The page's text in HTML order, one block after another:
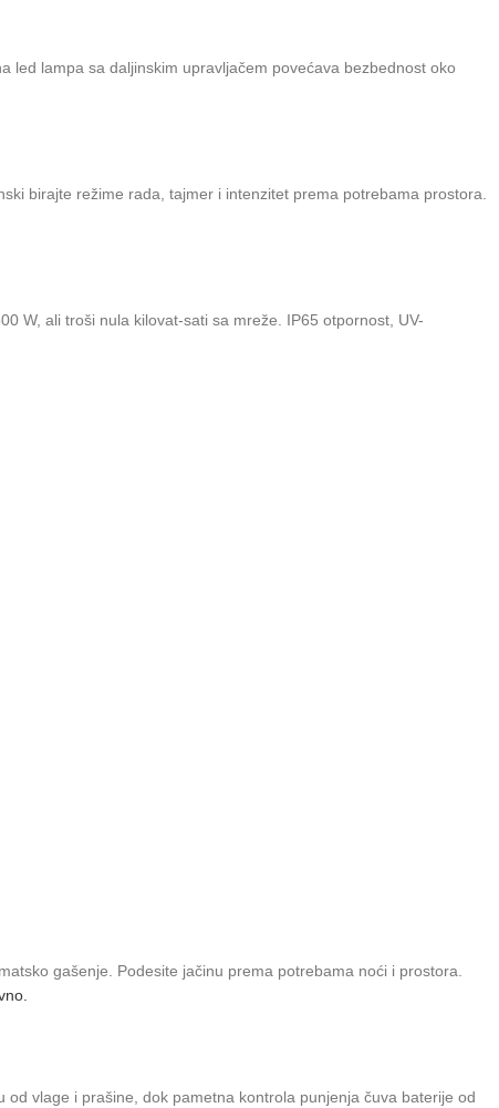
led lampa sa daljinskim upravljačem povećava bezbednost oko
birajte režime rada, tajmer i intenzitet prema potrebama prostora.
W, ali troši nula kilovat-sati sa mreže. IP65 otpornost, UV-
gašenje. Podesite jačinu prema potrebama noći i prostora.
vlage i prašine, dok pametna kontrola punjenja čuva baterije od